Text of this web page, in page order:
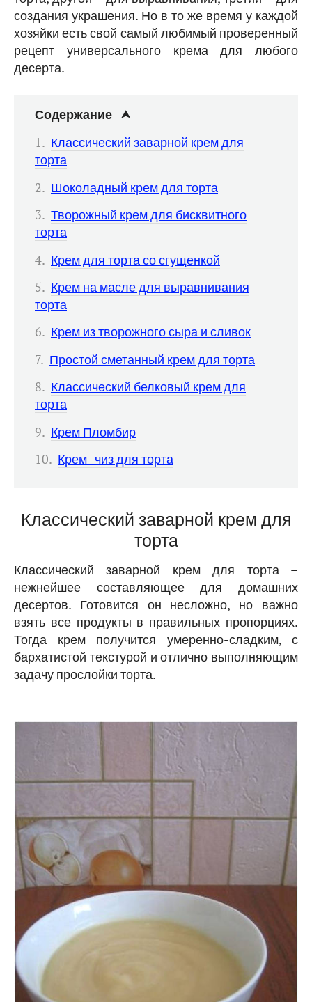
создания украшения. Но в то же время у каждой
хозяйки есть свой самый любимый проверенный
рецепт универсального крема для любого
десерта.
Содержание
Классический заварной крем для
торта
Шоколадный крем для торта
Творожный крем для бисквитного
торта
Крем для торта со сгущенкой
Крем на масле для выравнивания
торта
Крем из творожного сыра и сливок
Простой сметанный крем для торта
Классический белковый крем для
торта
Крем Пломбир
Крем- чиз для торта
Классический заварной крем для
торта
Классический заварной крем для торта –
нежнейшее составляющее для домашних
десертов. Готовится он несложно, но важно
взять все продукты в правильных пропорциях.
Тогда крем получится умеренно-сладким, с
бархатистой текстурой и отлично выполняющим
задачу прослойки торта.